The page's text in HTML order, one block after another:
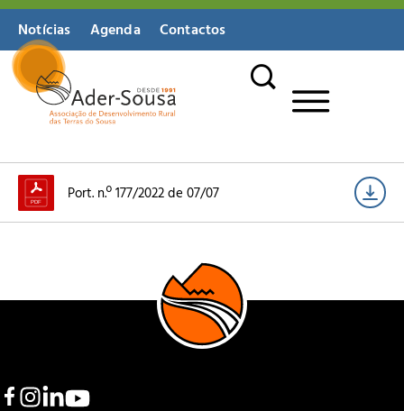
Notícias Agenda Contactos
Port. n.º 177/2022 de 07/07